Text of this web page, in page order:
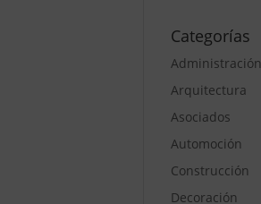
Categorías
Administración
Arquitectura
Asociados
Automoción
Construcción
Decoración